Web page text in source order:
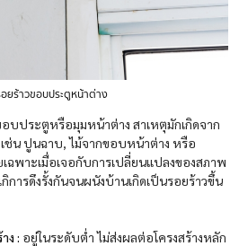
ยร้าวขอบประตูหน้าต่าง
บประตูหรือมุมหน้าต่าง สาเหตุมักเกิดจาก
ช่น ปูนฉาบ, ไม้จากขอบหน้าต่าง หรือ
ฉพาะเมื่อเจอกับการเปลี่ยนแปลงของสภาพ
กิการดึงรั้งกันจนผนังบ้านเกิดเป็นรอยร้าวขึ้น
ง : อยู่ในระดับต่ำ ไม่ส่งผลต่อโครงสร้างหลัก